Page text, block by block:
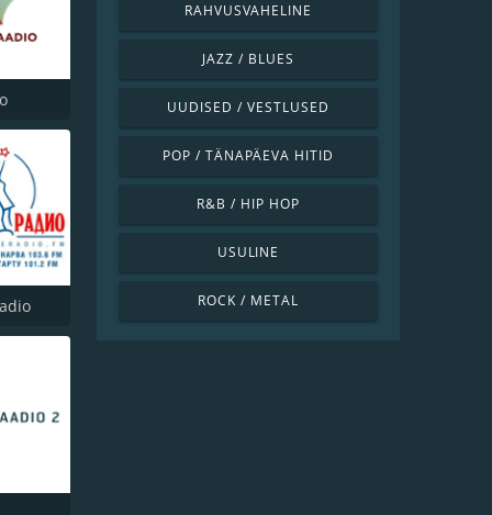
RAHVUSVAHELINE
JAZZ / BLUES
UUDISED / VESTLUSED
POP / TÄNAPÄEVA HITID
R&B / HIP HOP
USULINE
ROCK / METAL